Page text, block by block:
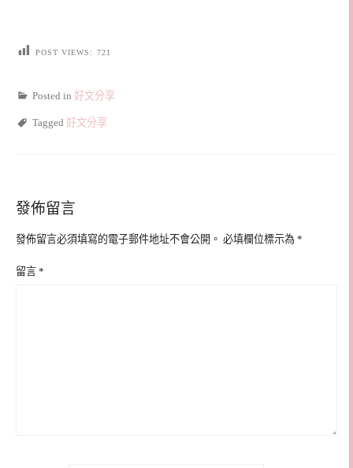
POST VIEWS: 721
Posted in 好文分享
Tagged 好文分享
發佈留言
發佈留言必須填寫的電子郵件地址不會公開。 必填欄位標示為 *
留言 *